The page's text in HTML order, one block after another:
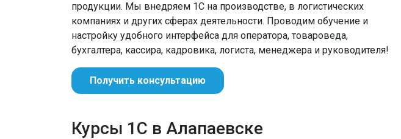
продукции. Мы внедряем 1С на производстве, в логистических
компаниях и других сферах деятельности. Проводим обучение и
настройку удобного интерфейса для оператора, товароведа,
бухгалтера, кассира, кадровика, логиста, менеджера и руководителя!
Получить консультацию
Курсы 1С в Алапаевске